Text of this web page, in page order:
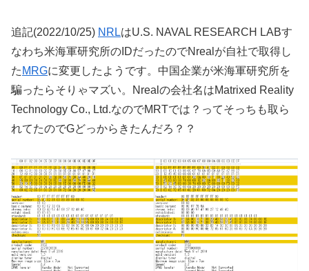
追記(2022/10/25) NRLはU.S. NAVAL RESEARCH LABす
なわち米海軍研究所のIDだったのでNrealが自社で取得し
た MRGに変更したようです。中国企業が米海軍研究所を
騙ったらそりゃマズい。Nrealの会社名はMatrixed Reality
Technology Co., Ltd.なのでMRTでは？ってそっちも取ら
れてたのでGどっからきたんだろ？？